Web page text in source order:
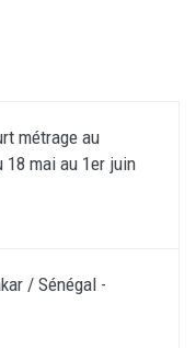
métrage au
18 mai au 1er juin
/ Sénégal -